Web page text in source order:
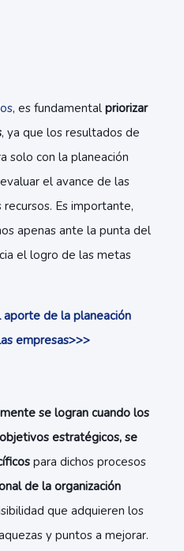
, es fundamental priorizar
, ya que los resultados de
solo con la planeación
el avance de las
Es importante,
apenas ante la punta del
el logro de las metas
de la planeación
empresas>>>
se logran cuando los
estratégicos, se
para dichos procesos
de la organización
que adquieren los
y puntos a mejorar.